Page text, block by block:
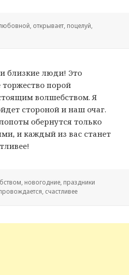
, открывает, поцелуй,
близкие люди! Это
торжество порой
волшебством. Я
стороной и наш очаг.
обернутся только
и каждый из вас станет
, новогодние, праздники
, счастливее